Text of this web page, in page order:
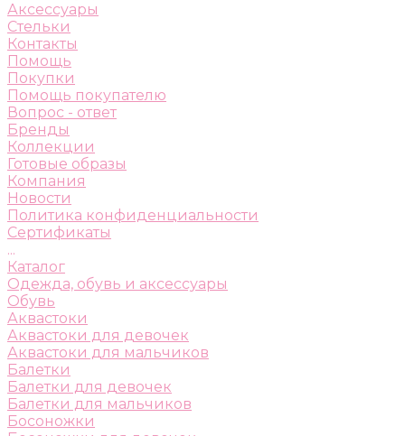
Аксессуары
Стельки
Контакты
Помощь
Покупки
Помощь покупателю
Вопрос - ответ
Бренды
Коллекции
Готовые образы
Компания
Новости
Политика конфиденциальности
Сертификаты
...
Каталог
Одежда, обувь и аксессуары
Обувь
Аквастоки
Аквастоки для девочек
Аквастоки для мальчиков
Балетки
Балетки для девочек
Балетки для мальчиков
Босоножки